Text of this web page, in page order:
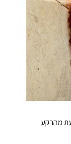
מהרקע